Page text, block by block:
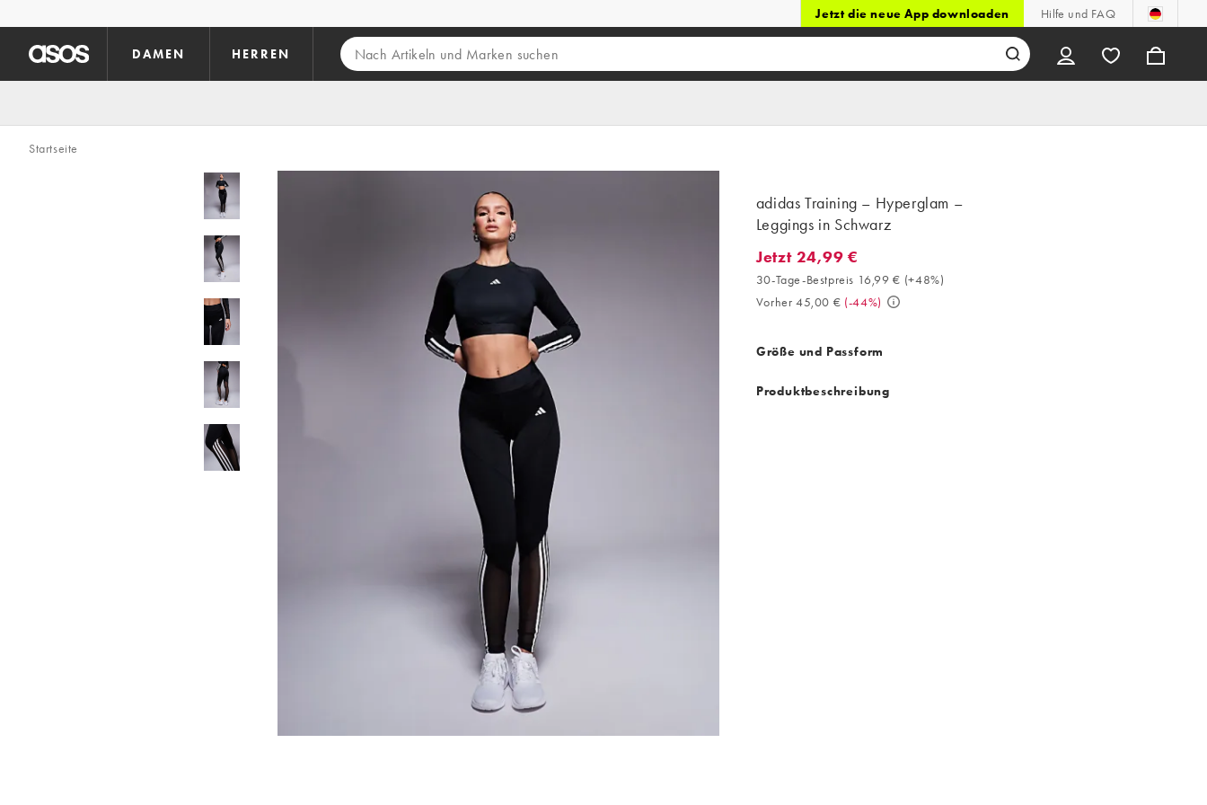
Jetzt die neue App downloaden Hilfe und FAQ
DAMEN HERREN
Startseite
adidas Training – Hyperglam –
Leggings in Schwarz
Jetzt 24,99 €. 30-Tage-Bestpreis 16,99 € (+48%). Vorher 45,00 €. (-44%)
Jetzt 24,99 €
30-Tage-Bestpreis 16,99 € (+48%)
Vorher 45,00 € (-44%)
Größe und Passform
Produktbeschreibung